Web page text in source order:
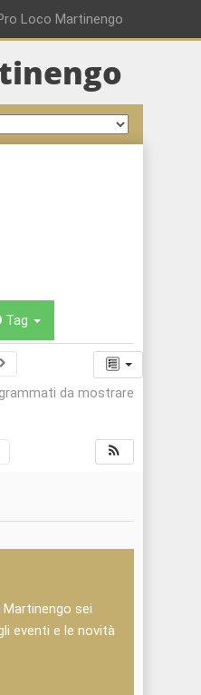
Loco Martinengo
Tag
da mostrare
sei
eventi e le novità